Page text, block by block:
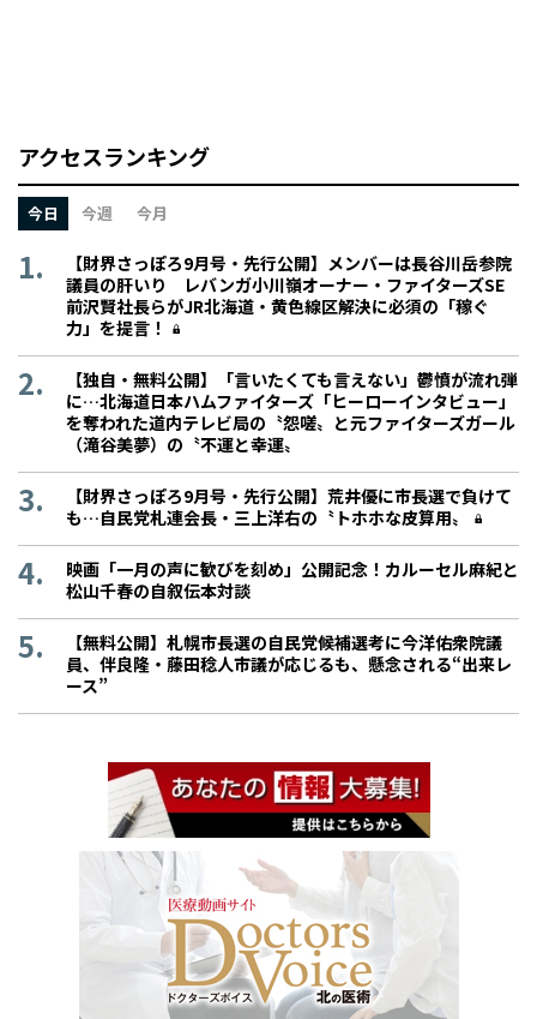
アクセスランキング
今日 今週 今月
【財界さっぽろ9月号・先行公開】メンバーは長谷川岳参院
議員の肝いり レバンガ小川嶺オーナー・ファイターズSE
前沢賢社長らがJR北海道・黄色線区解決に必須の「稼ぐ
力」を提言！
【独自・無料公開】「言いたくても言えない」鬱憤が流れ弾
に…北海道日本ハムファイターズ「ヒーローインタビュー」
を奪われた道内テレビ局の〝怨嗟〟と元ファイターズガール
（滝谷美夢）の〝不運と幸運〟
【財界さっぽろ9月号・先行公開】荒井優に市長選で負けて
も…自民党札連会長・三上洋右の〝トホホな皮算用〟
映画「一月の声に歓びを刻め」公開記念！カルーセル麻紀と
松山千春の自叙伝本対談
【無料公開】札幌市長選の自民党候補選考に今洋佑衆院議
員、伴良隆・藤田稔人市議が応じるも、懸念される“出来レ
ース”